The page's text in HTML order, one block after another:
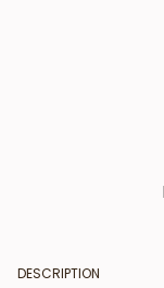
DESCRIPTION